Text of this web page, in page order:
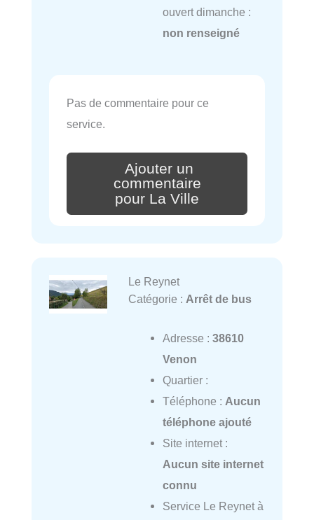
ouvert dimanche :
non renseigné
Pas de commentaire pour ce
service.
Ajouter un
commentaire
pour La Ville
Le Reynet
Catégorie : Arrêt de bus
Adresse : 38610
Venon
Quartier :
Téléphone : Aucun
téléphone ajouté
Site internet :
Aucun site internet
connu
Service Le Reynet à